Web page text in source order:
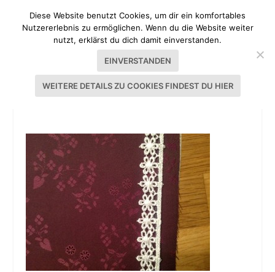
TUTORIAL DIRNDL NÄHEN
Diese Website benutzt Cookies, um dir ein komfortables
Nutzererlebnis zu ermöglichen. Wenn du die Website weiter
nutzt, erklärst du dich damit einverstanden.
EINVERSTANDEN
WEITERE DETAILS ZU COOKIES FINDEST DU HIER